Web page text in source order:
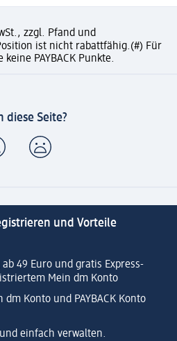
zzgl. Pfand und
ist nicht rabattfähig.(#) Für
PAYBACK Punkte.
diese Seite?
und Vorteile
49 Euro und gratis Express-
Mein dm Konto
Konto und PAYBACK Konto
einfach verwalten.